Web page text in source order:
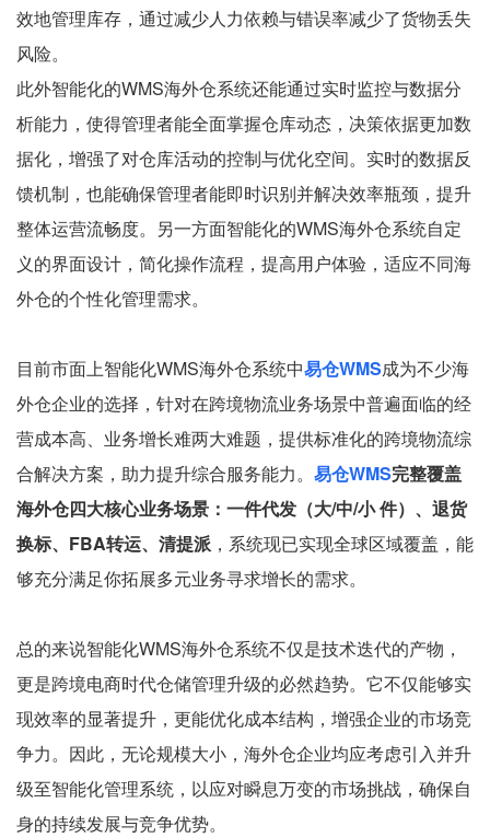
效地管理库存，通过减少人力依赖与错误率减少了货物丢失
风险。
此外智能化的WMS海外仓系统还能通过实时监控与数据分
析能力，使得管理者能全面掌握仓库动态，决策依据更加数
据化，增强了对仓库活动的控制与优化空间。实时的数据反
馈机制，也能确保管理者能即时识别并解决效率瓶颈，提升
整体运营流畅度。另一方面智能化的WMS海外仓系统自定
义的界面设计，简化操作流程，提高用户体验，适应不同海
外仓的个性化管理需求。
目前市面上智能化WMS海外仓系统中易仓WMS成为不少海
外仓企业的选择，针对在跨境物流业务场景中普遍面临的经
营成本高、业务增长难两大难题，提供标准化的跨境物流综
合解决方案，助力提升综合服务能力。 易仓WMS完整覆盖
海外仓四大核心业务场景：一件代发（大/中/小 件）、退货
换标、FBA转运、清提派 ，系统现已实现全球区域覆盖，能
够充分满足你拓展多元业务寻求增长的需求。
总的来说智能化WMS海外仓系统不仅是技术迭代的产物，
更是跨境电商时代仓储管理升级的必然趋势。它不仅能够实
现效率的显著提升，更能优化成本结构，增强企业的市场竞
争力。因此，无论规模大小，海外仓企业均应考虑引入并升
级至智能化管理系统，以应对瞬息万变的市场挑战，确保自
身的持续发展与竞争优势。